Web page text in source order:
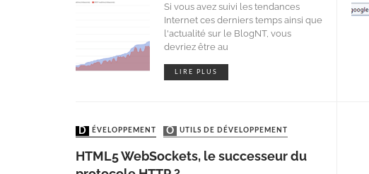
Si vous avez suivi les tendances
Internet ces derniers temps ainsi que
l'actualité sur le BlogNT, vous
devriez être au
LIRE PLUS
DÉVELOPPEMENT OUTILS DE DÉVELOPPEMENT
HTML5 WebSockets, le successeur du